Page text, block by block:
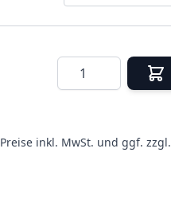
Menge
Preise inkl. MwSt. und ggf. zzgl.